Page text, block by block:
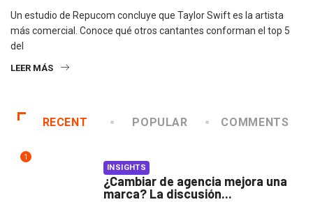
Un estudio de Repucom concluye que Taylor Swift es la artista
más comercial. Conoce qué otros cantantes conforman el top 5
del
LEER MÁS
RECENT POPULAR COMMENTS
1
INSIGHTS
¿Cambiar de agencia mejora una
marca? La discusión...